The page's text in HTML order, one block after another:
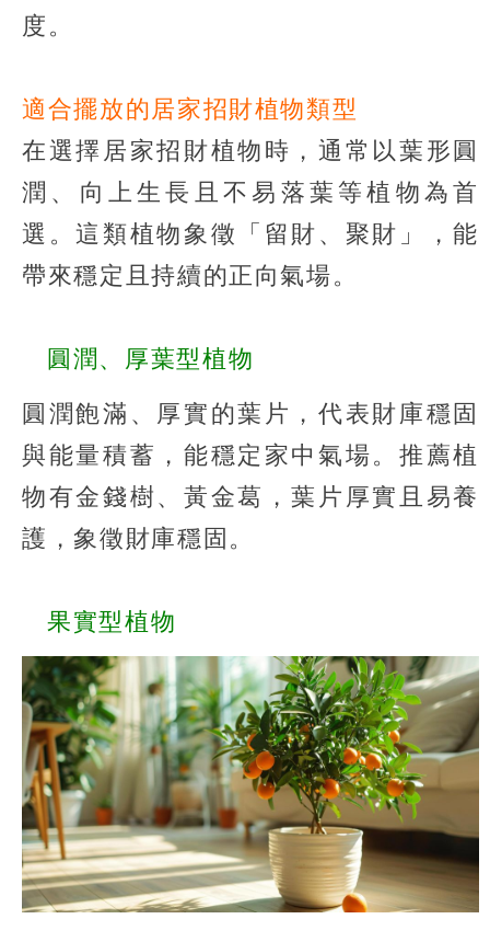
度。
適合擺放的居家招財植物類型
在選擇居家招財植物時，通常以葉形圓
潤、向上生長且不易落葉等植物為首
選。這類植物象徵「留財、聚財」，能
帶來穩定且持續的正向氣場。
圓潤、厚葉型植物
圓潤飽滿、厚實的葉片，代表財庫穩固
與能量積蓄，能穩定家中氣場。推薦植
物有金錢樹、黃金葛，葉片厚實且易養
護，象徵財庫穩固。
果實型植物